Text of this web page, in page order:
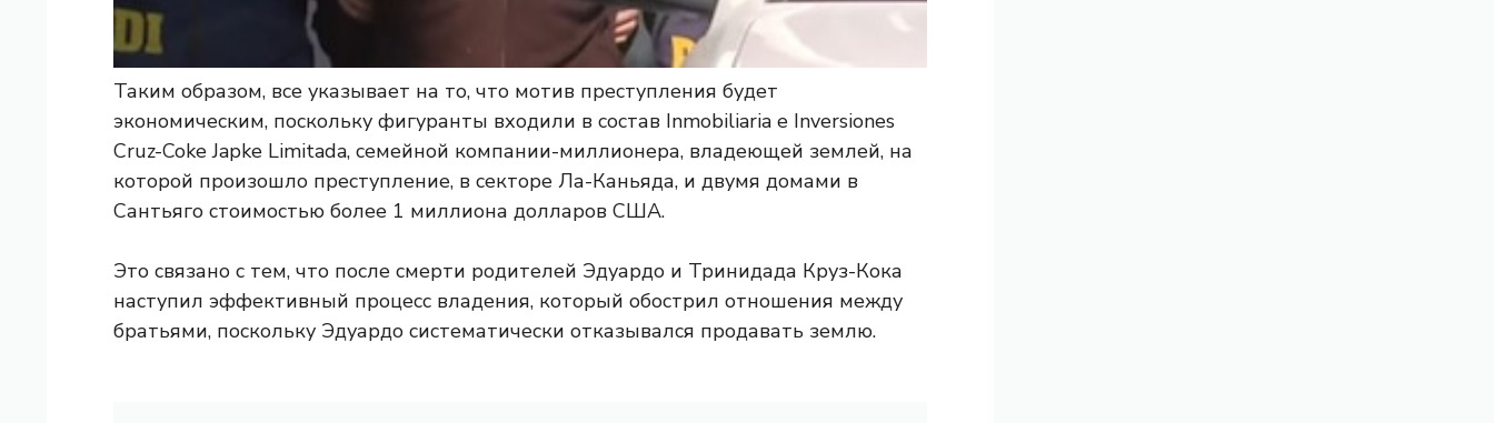
Таким образом, все указывает на то, что мотив преступления будет
экономическим, поскольку фигуранты входили в состав Inmobiliaria e Inversiones
Cruz-Coke Japke Limitada, семейной компании-миллионера, владеющей землей, на
которой произошло преступление, в секторе Ла-Каньяда, и двумя домами в
Сантьяго стоимостью более 1 миллиона долларов США.
Это связано с тем, что после смерти родителей Эдуардо и Тринидада Круз-Кока
наступил эффективный процесс владения, который обострил отношения между
братьями, поскольку Эдуардо систематически отказывался продавать землю.